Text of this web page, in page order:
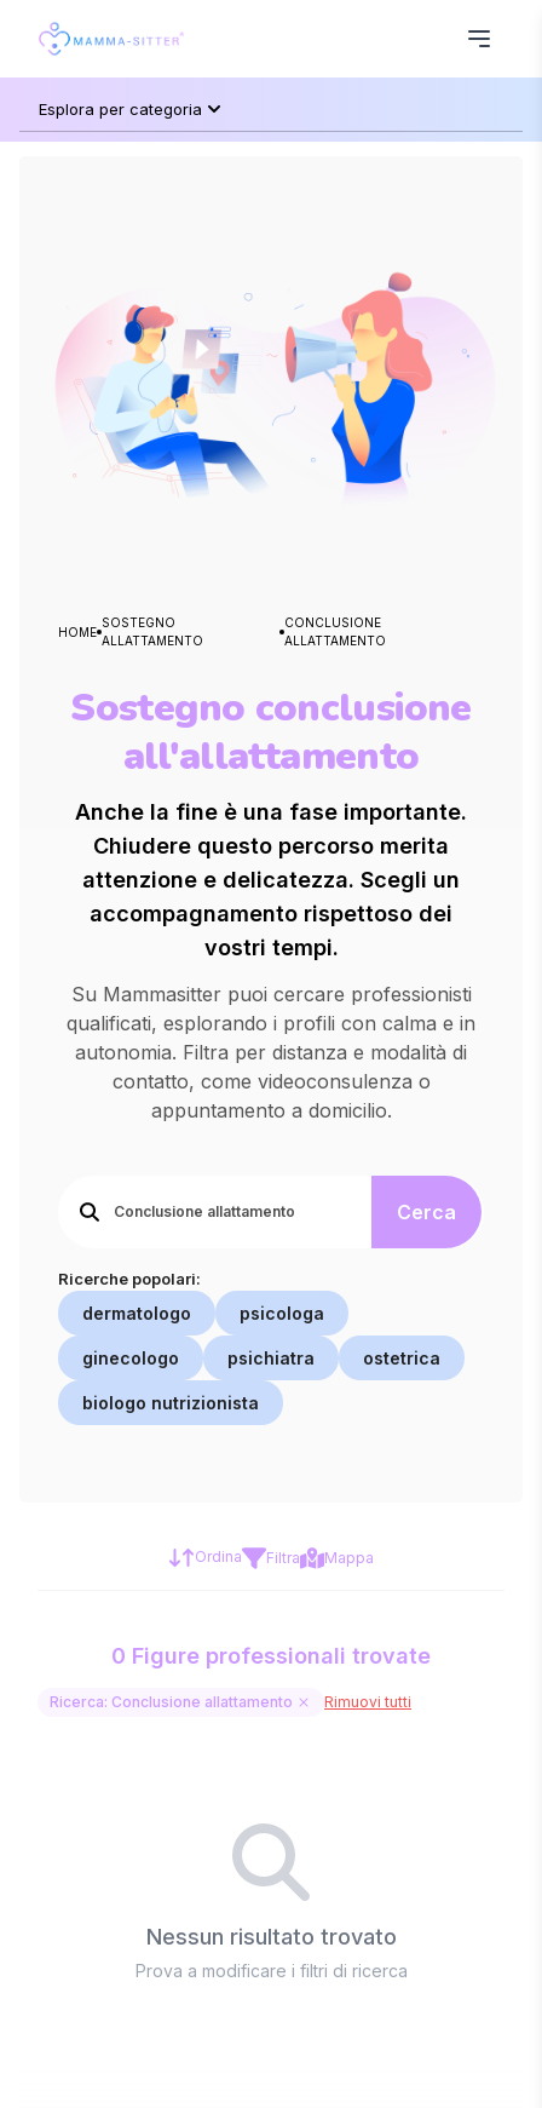
Esplora per categoria
HOME
SOSTEGNO
ALLATTAMENTO
CONCLUSIONE
ALLATTAMENTO
Sostegno conclusione
all'allattamento
Anche la fine è una fase importante.
Chiudere questo percorso merita
attenzione e delicatezza. Scegli un
accompagnamento rispettoso dei
vostri tempi.
Su Mammasitter puoi cercare professionisti
qualificati, esplorando i profili con calma e in
autonomia. Filtra per distanza e modalità di
contatto, come videoconsulenza o
appuntamento a domicilio.
Cerca
Ricerche popolari:
dermatologo psicologa
ginecologo psichiatra ostetrica
biologo nutrizionista
Ordina Filtra Mappa
0 Figure professionali trovate
Ricerca: Conclusione allattamento Rimuovi tutti
Nessun risultato trovato
Prova a modificare i filtri di ricerca